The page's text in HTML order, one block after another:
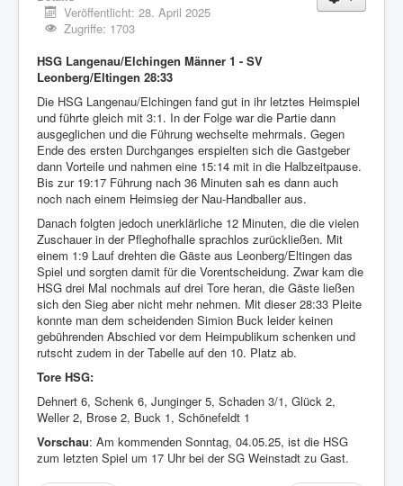
Veröffentlicht: 28. April 2025
Zugriffe: 1703
HSG Langenau/Elchingen Männer 1 - SV
Leonberg/Eltingen 28:33
Die HSG Langenau/Elchingen fand gut in ihr letztes Heimspiel
und führte gleich mit 3:1. In der Folge war die Partie dann
ausgeglichen und die Führung wechselte mehrmals. Gegen
Ende des ersten Durchganges erspielten sich die Gastgeber
dann Vorteile und nahmen eine 15:14 mit in die Halbzeitpause.
Bis zur 19:17 Führung nach 36 Minuten sah es dann auch
noch nach einem Heimsieg der Nau-Handballer aus.
Danach folgten jedoch unerklärliche 12 Minuten, die die vielen
Zuschauer in der Pfleghofhalle sprachlos zurückließen. Mit
einem 1:9 Lauf drehten die Gäste aus Leonberg/Eltingen das
Spiel und sorgten damit für die Vorentscheidung. Zwar kam die
HSG drei Mal nochmals auf drei Tore heran, die Gäste ließen
sich den Sieg aber nicht mehr nehmen. Mit dieser 28:33 Pleite
konnte man dem scheidenden Simion Buck leider keinen
gebührenden Abschied vor dem Heimpublikum schenken und
rutscht zudem in der Tabelle auf den 10. Platz ab.
Tore HSG:
Dehnert 6, Schenk 6, Junginger 5, Schaden 3/1, Glück 2,
Weller 2, Brose 2, Buck 1, Schönefeldt 1
Vorschau: Am kommenden Sonntag, 04.05.25, ist die HSG
zum letzten Spiel um 17 Uhr bei der SG Weinstadt zu Gast.